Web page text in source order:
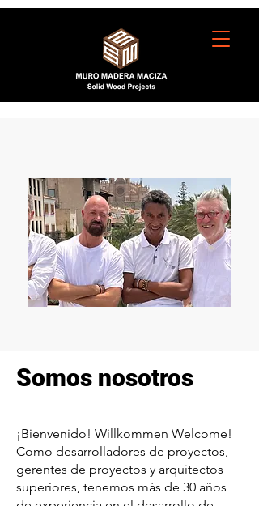
Somos nosotros
¡Bienvenido! Willkommen Welcome!
Como desarrolladores de proyectos,
gerentes de proyectos y arquitectos
superiores, tenemos más de 30 años